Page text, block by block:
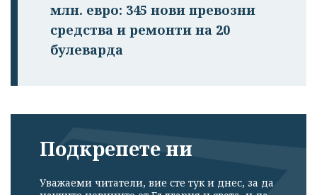
млн. евро: 345 нови превозни
средства и ремонти на 20
булеварда
Подкрепете ни
Уважаеми читатели, вие сте тук и днес, за да